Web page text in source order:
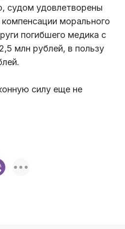
судом удовлетворены
морального
погибшего медика с
млн рублей, в пользу
силу еще не